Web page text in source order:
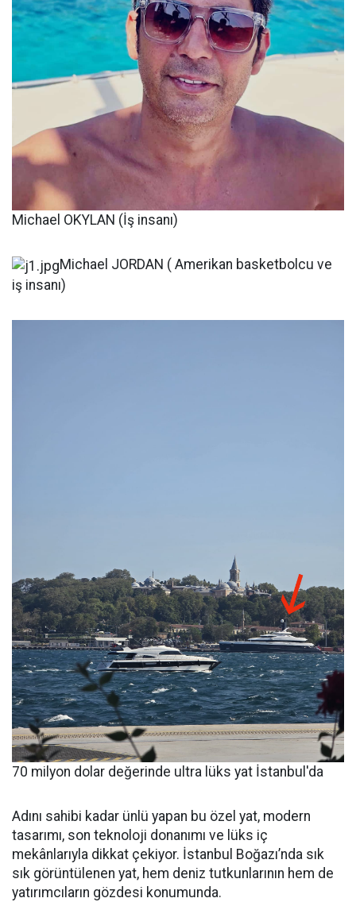
Michael OKYLAN (İş insanı)
Michael JORDAN ( Amerikan basketbolcu ve
iş insanı)
70 milyon dolar değerinde ultra lüks yat İstanbul'da
Adını sahibi kadar ünlü yapan bu özel yat, modern
tasarımı, son teknoloji donanımı ve lüks iç
mekânlarıyla dikkat çekiyor. İstanbul Boğazı’nda sık
sık görüntülenen yat, hem deniz tutkunlarının hem de
yatırımcıların gözdesi konumunda.